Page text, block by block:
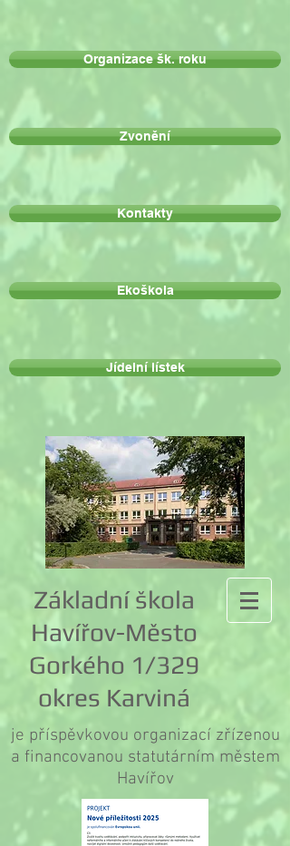
Organizace šk. roku
Zvonění
Kontakty
Ekoškola
Jídelní lístek
Základní škola
Havířov-Město
Gorkého 1/329
okres Karviná
je příspěvkovou organizací zřízenou
a financovanou statutárním městem
Havířov